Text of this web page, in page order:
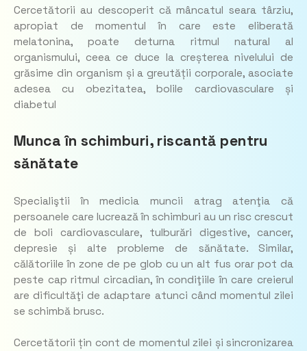
Cercetătorii au descoperit că mâncatul seara târziu,
apropiat de momentul în care este eliberată
melatonina, poate deturna ritmul natural al
organismului, ceea ce duce la creșterea nivelului de
grăsime din organism și a greutății corporale, asociate
adesea cu obezitatea, bolile cardiovasculare și
diabetul
Munca în schimburi, riscantă pentru
sănătate
Specialiştii în medicia muncii atrag atenţia că
persoanele care lucrează în schimburi au un risc crescut
de boli cardiovasculare, tulburări digestive, cancer,
depresie și alte probleme de sănătate. Similar,
călătoriile în zone de pe glob cu un alt fus orar pot da
peste cap ritmul circadian, în condiţiile în care creierul
are dificultăţi de adaptare atunci când momentul zilei
se schimbă brusc.
Cercetătorii țin cont de momentul zilei și sincronizarea